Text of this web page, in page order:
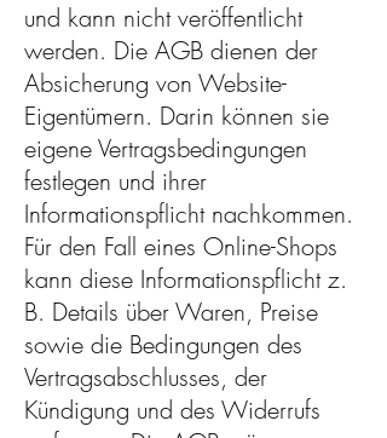
und kann nicht veröffentlicht
werden. Die AGB dienen der
Absicherung von Website-
Eigentümern. Darin können sie
eigene Vertragsbedingungen
festlegen und ihrer
Informationspflicht nachkommen.
Für den Fall eines Online-Shops
kann diese Informationspflicht z.
B. Details über Waren, Preise
sowie die Bedingungen des
Vertragsabschlusses, der
Kündigung und des Widerrufs